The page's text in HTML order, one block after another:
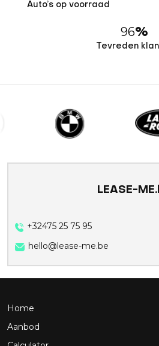
Auto’s op voorraad
96%
Tevreden
LEASE-
+32475 25 75 95
hello@lease-me.be
Home
Aanbod